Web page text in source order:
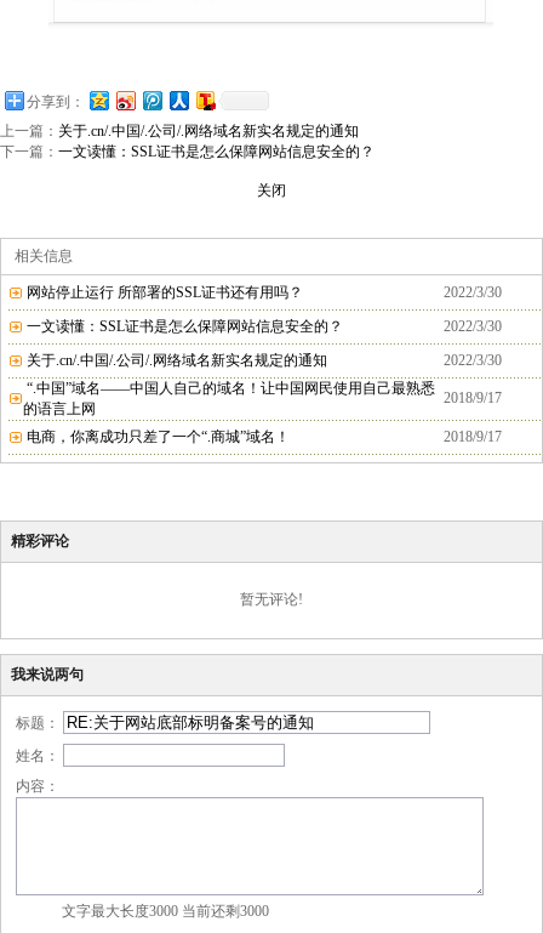
分享到：
上一篇： 关于.cn/.中国/.公司/.网络域名新实名规定的通知
下一篇： 一文读懂：SSL证书是怎么保障网站信息安全的？
关闭
相关信息
网站停止运行 所部署的SSL证书还有用吗？
2022/3/30
一文读懂：SSL证书是怎么保障网站信息安全的？
2022/3/30
关于.cn/.中国/.公司/.网络域名新实名规定的通知
2022/3/30
“.中国”域名——中国人自己的域名！让中国网民使用自己最熟悉
的语言上网
2018/9/17
电商，你离成功只差了一个“.商城”域名！ 2018/9/17
精彩评论
暂无评论!
我来说两句
标题：
姓名：
内容：
文字最大长度3000 当前还剩3000